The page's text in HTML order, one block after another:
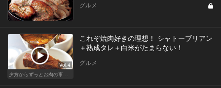
グルメ
Vol.4
これぞ焼肉好きの理想！ シャトーブリアン
＋熟成タレ＋白米がたまらない！
グルメ